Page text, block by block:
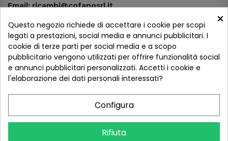
Email: ricambi@cofanosrl.it
Tel.: +39 080 44 13 478
WhatsApp: +39 334 98 51 100
Metodi di pagamento
×
Questo negozio richiede di accettare i cookie per scopi
legati a prestazioni, social media e annunci pubblicitari. I
cookie di terze parti per social media e a scopo
pubblicitario vengono utilizzati per offrire funzionalità social
e annunci pubblicitari personalizzati. Accetti i cookie e
l'elaborazione dei dati personali interessati?
Configura
Rifiuta